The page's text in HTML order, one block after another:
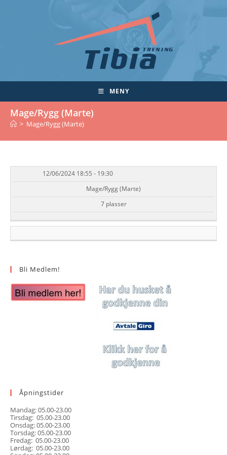
MENY
Mage/Rygg (Marte)
> Mage/Rygg (Marte)
DATO/TID EVENT TILGJENGELIGHET
12/06/2024 18:55 - 19:30
Mage/Rygg (Marte)
7 plasser
Bli Medlem!
Åpningstider
Mandag: 05.00-23.00
Tirsdag: 05.00-23.00
Onsdag: 05.00-23.00
Torsdag: 05.00-23.00
Fredag: 05.00-23.00
Lørdag: 05.00-23.00